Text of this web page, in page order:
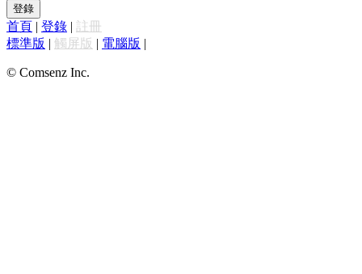
登錄
首頁 | 登錄 | 註冊
標準版 | 觸屏版 | 電腦版 |
© Comsenz Inc.